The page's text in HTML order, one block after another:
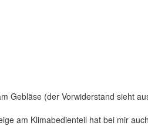
Gebläse (der Vorwiderstand sieht
am Klimabedienteil hat bei mir